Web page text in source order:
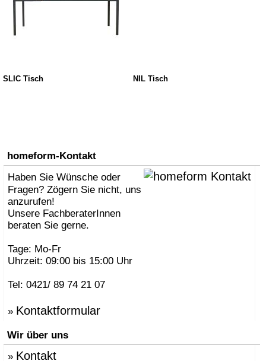
SLIC Tisch NIL Tisch
homeform-Kontakt
Haben Sie Wünsche oder
Fragen? Zögern Sie nicht, uns
anzurufen!
Unsere FachberaterInnen
beraten Sie gerne.
Tage: Mo-Fr
Uhrzeit: 09:00 bis 15:00 Uhr
Tel: 0421/ 89 74 21 07
» Kontaktformular
Wir über uns
» Kontakt